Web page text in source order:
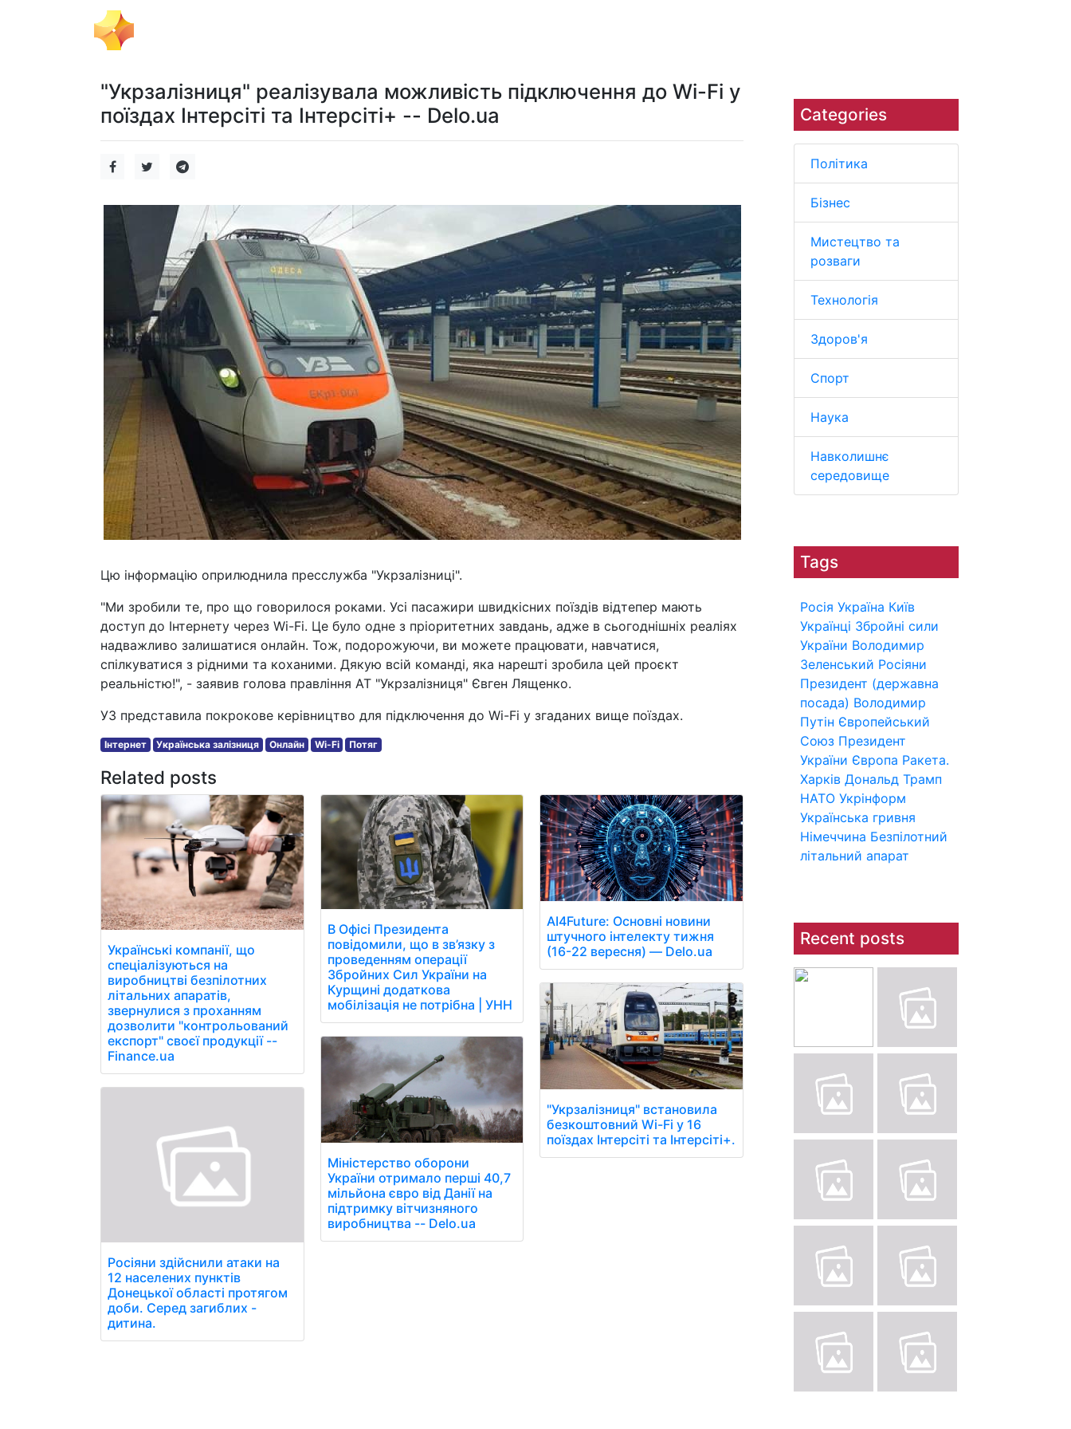
Categories
Політика
Бізнес
Мистецтво та
розваги
Технологія
Здоров'я
Спорт
Наука
Навколишнє
середовище
Tags
Росія Україна Київ
Українці Збройні сили
України Володимир
Зеленський Росіяни
Президент (державна
посада) Володимир
Путін Європейський
Союз Президент
України Європа Ракета.
Харків Дональд Трамп
НАТО Укрінформ
Українська гривня
Німеччина Безпілотний
літальний апарат
Recent posts
"Укрзалізниця" реалізувала можливість підключення до Wi-Fi у
поїздах Інтерсіті та Інтерсіті+ -- Delo.ua
Цю інформацію оприлюднила пресслужба "Укрзалізниці".
"Ми зробили те, про що говорилося роками. Усі пасажири швидкісних поїздів відтепер мають
доступ до Інтернету через Wi-Fi. Це було одне з пріоритетних завдань, адже в сьогоднішніх реаліях
надважливо залишатися онлайн. Тож, подорожуючи, ви можете працювати, навчатися,
спілкуватися з рідними та коханими. Дякую всій команді, яка нарешті зробила цей проєкт
реальністю!", - заявив голова правління АТ "Укрзалізниця" Євген Лященко.
УЗ представила покрокове керівництво для підключення до Wi-Fi у згаданих вище поїздах.
Інтернет Українська залізниця Онлайн Wi-Fi Потяг
Related posts
Українські компанії, що
спеціалізуються на
виробництві безпілотних
літальних апаратів,
звернулися з проханням
дозволити "контрольований
експорт" своєї продукції --
Finance.ua
Росіяни здійснили атаки на
12 населених пунктів
Донецької області протягом
доби. Серед загиблих -
дитина.
В Офісі Президента
повідомили, що в зв’язку з
проведенням операції
Збройних Сил України на
Курщині додаткова
мобілізація не потрібна | УНН
Міністерство оборони
України отримало перші 40,7
мільйона євро від Данії на
підтримку вітчизняного
виробництва -- Delo.ua
AI4Future: Основні новини
штучного інтелекту тижня
(16-22 вересня) — Delo.ua
"Укрзалізниця" встановила
безкоштовний Wi-Fi у 16
поїздах Інтерсіті та Інтерсіті+.